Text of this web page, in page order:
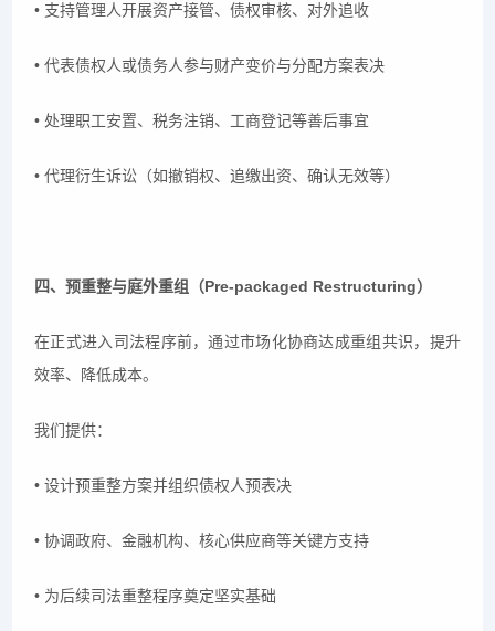
• 支持管理人开展资产接管、债权审核、对外追收
• 代表债权人或债务人参与财产变价与分配方案表决
• 处理职工安置、税务注销、工商登记等善后事宜
• 代理衍生诉讼（如撤销权、追缴出资、确认无效等）
四、预重整与庭外重组（Pre-packaged Restructuring）
在正式进入司法程序前，通过市场化协商达成重组共识，提升
效率、降低成本。
我们提供：
• 设计预重整方案并组织债权人预表决
• 协调政府、金融机构、核心供应商等关键方支持
• 为后续司法重整程序奠定坚实基础